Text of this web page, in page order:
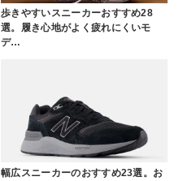
歩きやすいスニーカーおすすめ28
選。履き心地がよく疲れにくいモ
デ…
幅広スニーカーのおすすめ23選。お